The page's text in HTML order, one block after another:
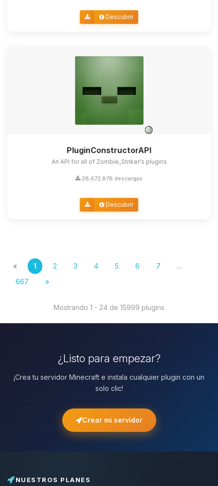
Descubrir
PluginConstructorAPI
An API for all of Zombie_Striker's plugins
28,672,878 descargas
Descubrir
« 1 2 3 4 5 6 7
...
667
»
Mostrando 1 - 24 de 15999 plugins
¿Listo para empezar?
¡Crea tu servidor Minecraft e instala cualquier plugin con un
solo clic!
Crear mi servidor
NUESTROS PLANES